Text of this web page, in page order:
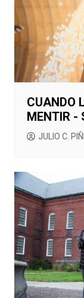
CUANDO
MENTIR -
JULIO C.